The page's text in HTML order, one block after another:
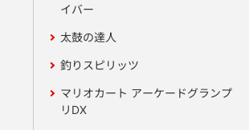
イバー
太鼓の達人
釣りスピリッツ
マリオカート アーケードグランプ
リDX